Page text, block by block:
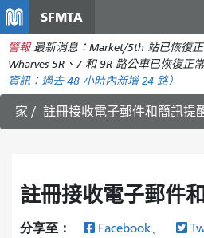
主
要
容
SFMTA
警報 最新消息：Market/5th 站已恢復
Wharves 5R、7 和 9R 路公車已恢復正
資訊： 過去 48 小時內新增 24 路）
家 註冊接收電子郵件和簡訊提
註冊接收電子郵件
分享至： Facebook、